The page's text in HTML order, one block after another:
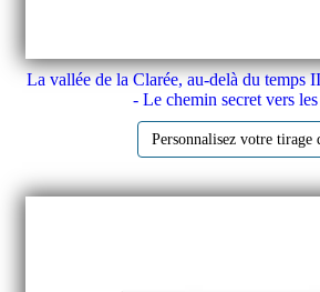
La vallée de la Clarée, au-delà du temps
- Le chemin secret vers
Personnalisez votre tirage